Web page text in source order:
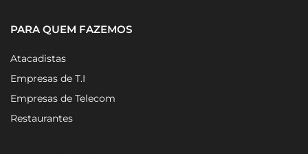
PARA QUEM FAZEMOS
Atacadistas
Empresas de T.I
Empresas de Telecom
Restaurantes